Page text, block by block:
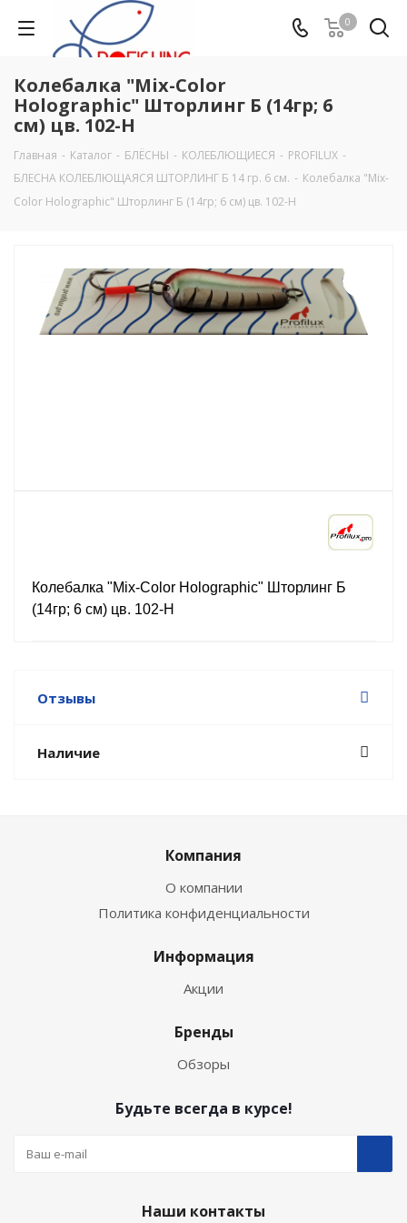
0
Колебалка "Mix-Color
Holographic" Шторлинг Б (14гр; 6
см) цв. 102-H
Главная - Каталог - БЛЁСНЫ - КОЛЕБЛЮЩИЕСЯ - PROFILUX -
БЛЕСНА КОЛЕБЛЮЩАЯСЯ ШТОРЛИНГ Б 14 гр. 6 см. - Колебалка "Mix-
Color Holographic" Шторлинг Б (14гр; 6 см) цв. 102-H
Колебалка "Mix-Color Holographic" Шторлинг Б
(14гр; 6 см) цв. 102-H
Отзывы
Наличие
Компания
О компании
Политика конфиденциальности
Информация
Акции
Бренды
Обзоры
Будьте всегда в курсе!
Наши контакты